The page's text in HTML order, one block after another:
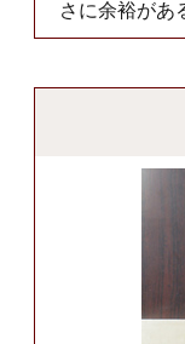
さに余裕があ